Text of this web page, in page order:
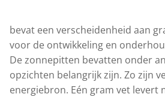
bevat een verscheidenheid aan
voor de ontwikkeling en
De zonnepitten bevatten onder
opzichten belangrijk zijn. Zo zijn
energiebron. Eén gram vet levert